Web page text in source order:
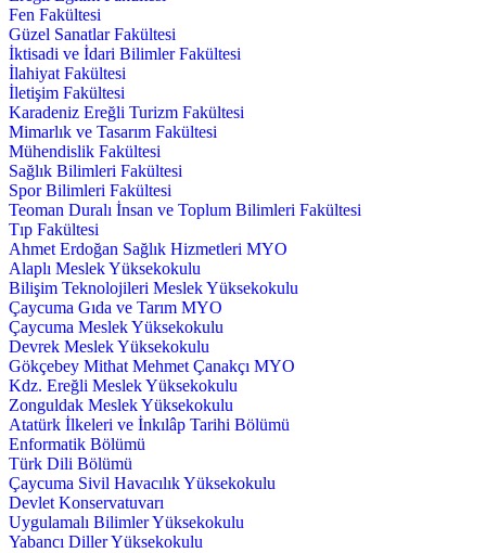
Fen Fakültesi
Güzel Sanatlar Fakültesi
İktisadi ve İdari Bilimler Fakültesi
İlahiyat Fakültesi
İletişim Fakültesi
Karadeniz Ereğli Turizm Fakültesi
Mimarlık ve Tasarım Fakültesi
Mühendislik Fakültesi
Sağlık Bilimleri Fakültesi
Spor Bilimleri Fakültesi
Teoman Duralı İnsan ve Toplum Bilimleri Fakültesi
Tıp Fakültesi
Ahmet Erdoğan Sağlık Hizmetleri MYO
Alaplı Meslek Yüksekokulu
Bilişim Teknolojileri Meslek Yüksekokulu
Çaycuma Gıda ve Tarım MYO
Çaycuma Meslek Yüksekokulu
Devrek Meslek Yüksekokulu
Gökçebey Mithat Mehmet Çanakçı MYO
Kdz. Ereğli Meslek Yüksekokulu
Zonguldak Meslek Yüksekokulu
Atatürk İlkeleri ve İnkılâp Tarihi Bölümü
Enformatik Bölümü
Türk Dili Bölümü
Çaycuma Sivil Havacılık Yüksekokulu
Devlet Konservatuvarı
Uygulamalı Bilimler Yüksekokulu
Yabancı Diller Yüksekokulu